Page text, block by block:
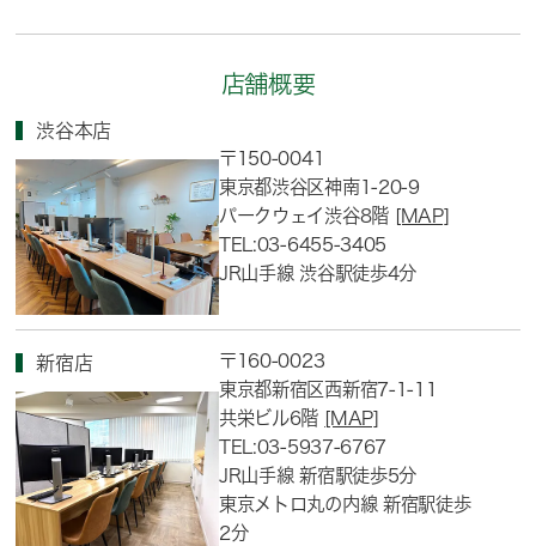
店舗概要
渋谷本店
〒150-0041
東京都渋谷区神南1-20-9
パークウェイ渋谷8階 [MAP]
TEL:03-6455-3405
JR山手線 渋谷駅徒歩4分
新宿店
〒160-0023
東京都新宿区西新宿7-1-11
共栄ビル6階 [MAP]
TEL:03-5937-6767
JR山手線 新宿駅徒歩5分
東京メトロ丸の内線 新宿駅徒歩
2分